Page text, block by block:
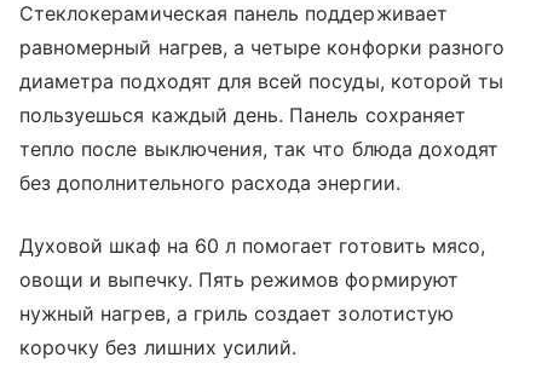
Стеклокерамическая панель поддерживает
равномерный нагрев, а четыре конфорки разного
диаметра подходят для всей посуды, которой ты
пользуешься каждый день. Панель сохраняет
тепло после выключения, так что блюда доходят
без дополнительного расхода энергии.
Духовой шкаф на 60 л помогает готовить мясо,
овощи и выпечку. Пять режимов формируют
нужный нагрев, а гриль создает золотистую
корочку без лишних усилий.